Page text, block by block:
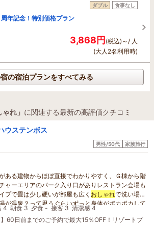
ダブル 食事なし
年記念！特別価格プラン
3,868円(税込)～/ 人
(大人2名利用時)
の宿泊プランをすべてみる
れ」 に関連する最新の高評価クチコミ
ウステンボス
男性/50代 家族旅行
ある建物からほぼ直接でわかりやすく、Ｇ棟から階
ャーエリアのパーク入り口がありレストラン会場も
プで畳は少し硬いが部屋も広く おしゃれで洗い場付
が温泉？って思うぐらいずっと身体がポカポカして
てました。
ル特典の無料駐車場と翌日の入園優待券も付いてる
4 朝食 3 夕食 - 接客 3 清潔感 4
】60日前までのご予約で最大15％OFF！リゾートプ